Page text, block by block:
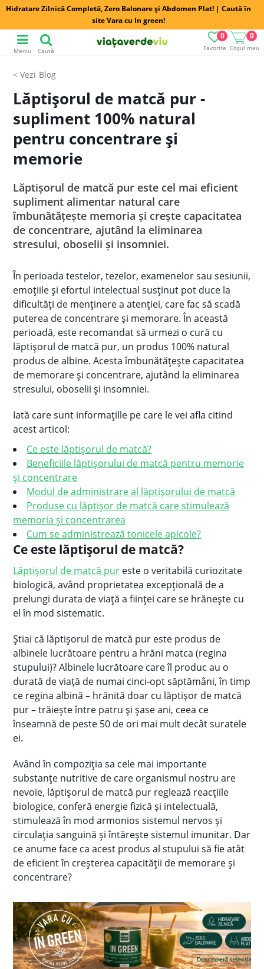
Hidratare Zilnică Completă, Zero Balonare și Abdomen Plat! | Caută în
site Vara cu In green!
Favorite
0
Coșul meu
0
Meniu Caută
Blog
Lăptişorul de matcă pur -
supliment 100% natural
pentru concentrare şi
memorie
Lăptișorul de matcă pur este cel mai eficient
supliment alimentar natural care
îmbunătățește memoria și crește capacitatea
de concentrare, ajutând la eliminarea
stresului, oboselii și insomniei.
În perioada testelor, tezelor, examenelor sau sesiunii,
emoţiile şi efortul intelectual susţinut pot duce la
dificultăţi de menţinere a atenţiei, care fac să scadă
puterea de concentrare şi memorare. În această
perioadă, este recomandat să urmezi o cură cu
lăptișorul de matcă pur, un produs 100% natural
produs de albine. Acesta îmbunătăţește capacitatea
de memorare şi concentrare, ajutând la eliminarea
stresului, oboselii și insomniei.
Iată care sunt informaţille pe care le vei afla citind
acest articol:
Ce este lăptişorul de matcă?
Beneficiile lăptişorului de matcă pentru memorie
şi concentrare
Modul de administrare al lăptişorului de matcă
Produse cu lăptişor de matcă care stimulează
memoria şi concentrarea
Cum se administrează tonicele apicole?
Ce este lăptişorul de matcă?
Lăptişorul de matcă pur este o veritabilă curiozitate
biologică, având proprietatea excepţională de a
prelungi durata de viaţă a fiinţei care se hrăneşte cu
el în mod sistematic.
Știai că lăptişorul de matcă pur este produs de
albinele lucrătoare pentru a hrăni matca (regina
stupului)? Albinele lucrătoare care îl produc au o
durată de viaţă de numai cinci-opt săptămâni, în timp
ce regina albină – hrănită doar cu lăptişor de matcă
pur – trăieşte între patru şi şase ani, ceea ce
înseamnă de peste 50 de ori mai mult decât suratele
ei.
Având în compoziţia sa cele mai importante
substanţe nutritive de care organismul nostru are
nevoie, lăptişorul de matcă pur reglează reacţiile
biologice, conferă energie fizică şi intelectuală,
stimulează în mod armonios sistemul nervos și
circulaţia sanguină şi întăreşte sistemul imunitar. Dar
ce anume face ca acest produs al stupului să fie atât
de eficient în creşterea capacităţii de memorare şi
concentrare?